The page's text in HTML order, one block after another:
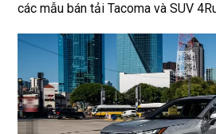
các mẫu bán tải Tacoma và SUV